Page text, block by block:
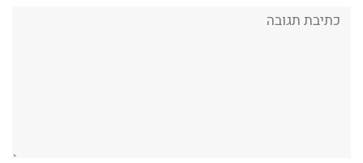
תגובה: